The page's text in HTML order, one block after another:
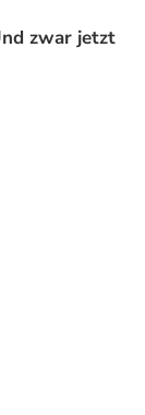
zwar jetzt